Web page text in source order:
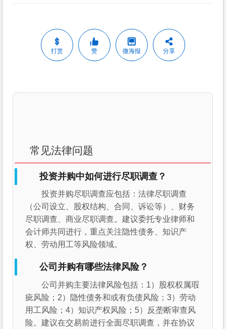
打赏 赞 微海报 分享
常见法律问题
投资并购中如何进行尽职调查？
投资并购尽职调查应包括：法律尽职调查
（公司设立、股权结构、合同、诉讼等）、财务
尽职调查、商业尽职调查。建议委托专业律师和
会计师共同进行，重点关注隐性债务、知识产
权、劳动用工等风险领域。
公司并购有哪些法律风险？
公司并购主要法律风险包括：1）股权权属瑕
疵风险；2）隐性债务和或有负债风险；3）劳动
用工风险；4）知识产权风险；5）反垄断审查风
险。建议在交易前进行全面尽职调查，并在协议